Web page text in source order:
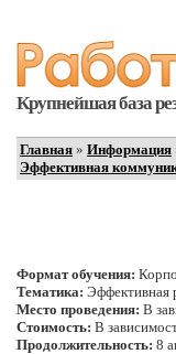
Крупнейшая база
Главная » Информация
Эффективная
Формат обучения:
Тематика: Эффективная
Место проведения: В
Стоимость: В
Продолжительность: 8